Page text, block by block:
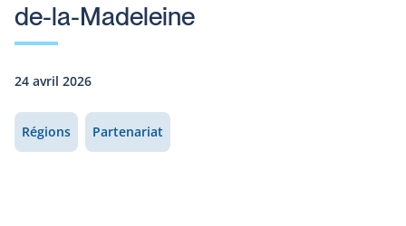
de-la-Madeleine
24 avril 2026
Régions Partenariat